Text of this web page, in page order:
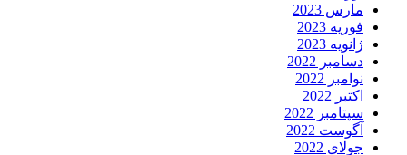
مارس 2023
فوریه 2023
ژانویه 2023
دسامبر 2022
نوامبر 2022
اکتبر 2022
سپتامبر 2022
آگوست 2022
جولای 2022